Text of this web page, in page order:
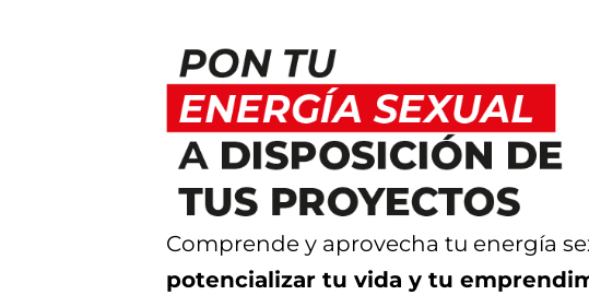
Comprende y aprovecha tu energía
potencializar tu vida y tu